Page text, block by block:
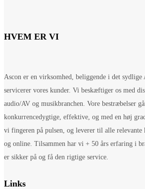
HVEM ER VI
Ascon er en virksomhed, beliggende i det
servicerer vores kunder. Vi beskæftiger os med
audio/AV og musikbranchen. Vore bestræbelser
konkurrencedygtige, effektive, og med en høj
vi fingeren på pulsen, og leverer til alle relevante
og online. Tilsammen har vi + 50 års erfaring i
er sikker på og få den rigtige service.
Links